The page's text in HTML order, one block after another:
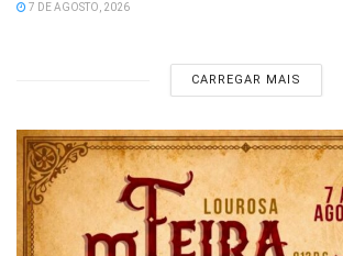
7 DE AGOSTO, 2026
CARREGAR MAIS